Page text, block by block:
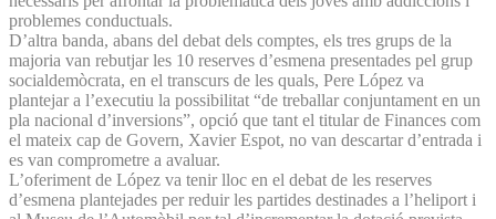
problemes conductuals.
D’altra banda, abans del debat dels comptes, els tres grups de la
majoria van rebutjar les 10 reserves d’esmena presentades pel grup
socialdemòcrata, en el transcurs de les quals, Pere López va
plantejar a l’executiu la possibilitat “de treballar conjuntament en un
pla nacional d’inversions”, opció que tant el titular de Finances com
el mateix cap de Govern, Xavier Espot, no van descartar d’entrada i
es van comprometre a avaluar.
L’oferiment de López va tenir lloc en el debat de les reserves
d’esmena plantejades per reduir les partides destinades a l’heliport i